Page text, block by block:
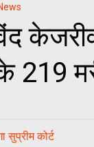
के 219
सुप्रीम कोर्ट